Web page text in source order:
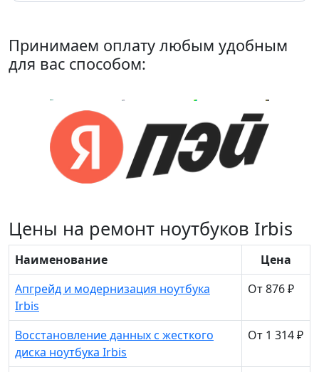
Принимаем оплату любым удобным
для вас способом:
Цены на ремонт ноутбуков Irbis
Наименование
Цена
Апгрейд и модернизация ноутбука
Irbis
От 876 ₽
Восстановление данных с жесткого
диска ноутбука Irbis
От 1 314 ₽